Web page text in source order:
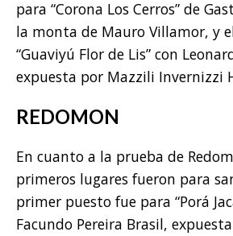
para “Corona Los Cerros” de
la monta de Mauro Villamor, y
“Guaviyú Flor de Lis” con
expuesta por Mazzili Invernizzi
REDOMON
En cuanto a la prueba de
primeros lugares fueron para
primer puesto fue para “Porá
Facundo Pereira Brasil,